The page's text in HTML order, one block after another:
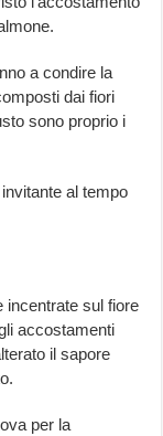
a condire la
dai fiori
sono proprio i
al tempo
incentrate sul fiore
accostamenti
il sapore
per la